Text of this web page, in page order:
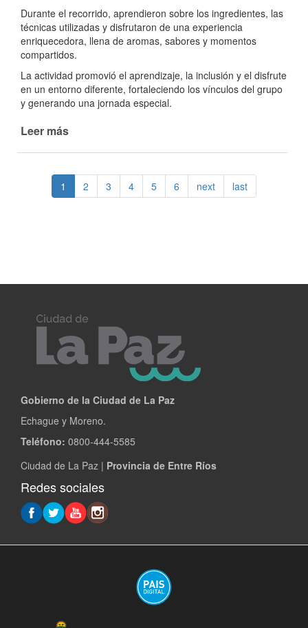
Durante el recorrido, aprendieron sobre los ingredientes, las
técnicas utilizadas y disfrutaron de una experiencia
enriquecedora, llena de aromas, sabores y momentos
compartidos.
La actividad promovió el aprendizaje, la inclusión y el disfrute
en un entorno diferente, fortaleciendo los vínculos del grupo
y generando una jornada especial.
Leer más
chocolatería
1 2 3 4 5 6 next last
Gobierno de la Ciudad de La Paz
Echague y Moreno.
Teléfono: 0800-444-5585
Ciudad de La Paz | Provincia de Entre Ríos
Redes sociales